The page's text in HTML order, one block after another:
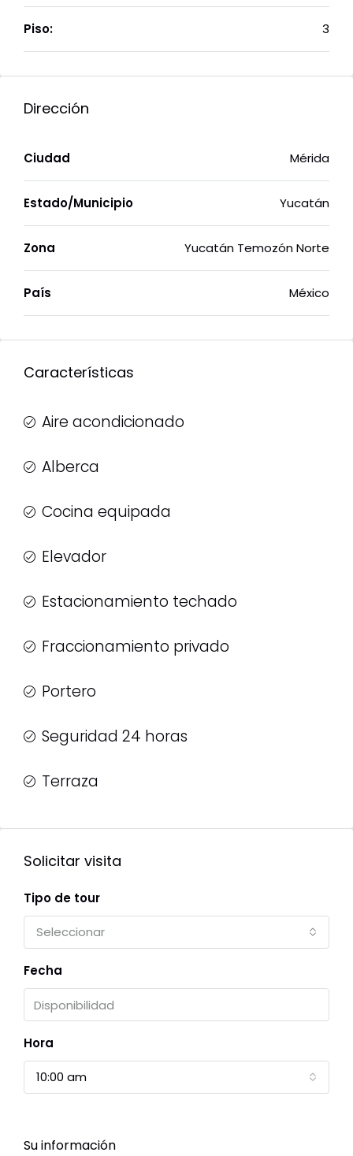
Piso: 3
Dirección
Ciudad Mérida
Estado/Municipio Yucatán
Zona Yucatán Temozón Norte
País México
Características
Aire acondicionado
Alberca
Cocina equipada
Elevador
Estacionamiento techado
Fraccionamiento privado
Portero
Seguridad 24 horas
Terraza
Solicitar visita
Tipo de tour
Seleccionar
Fecha
Hora
10:00 am
Su información